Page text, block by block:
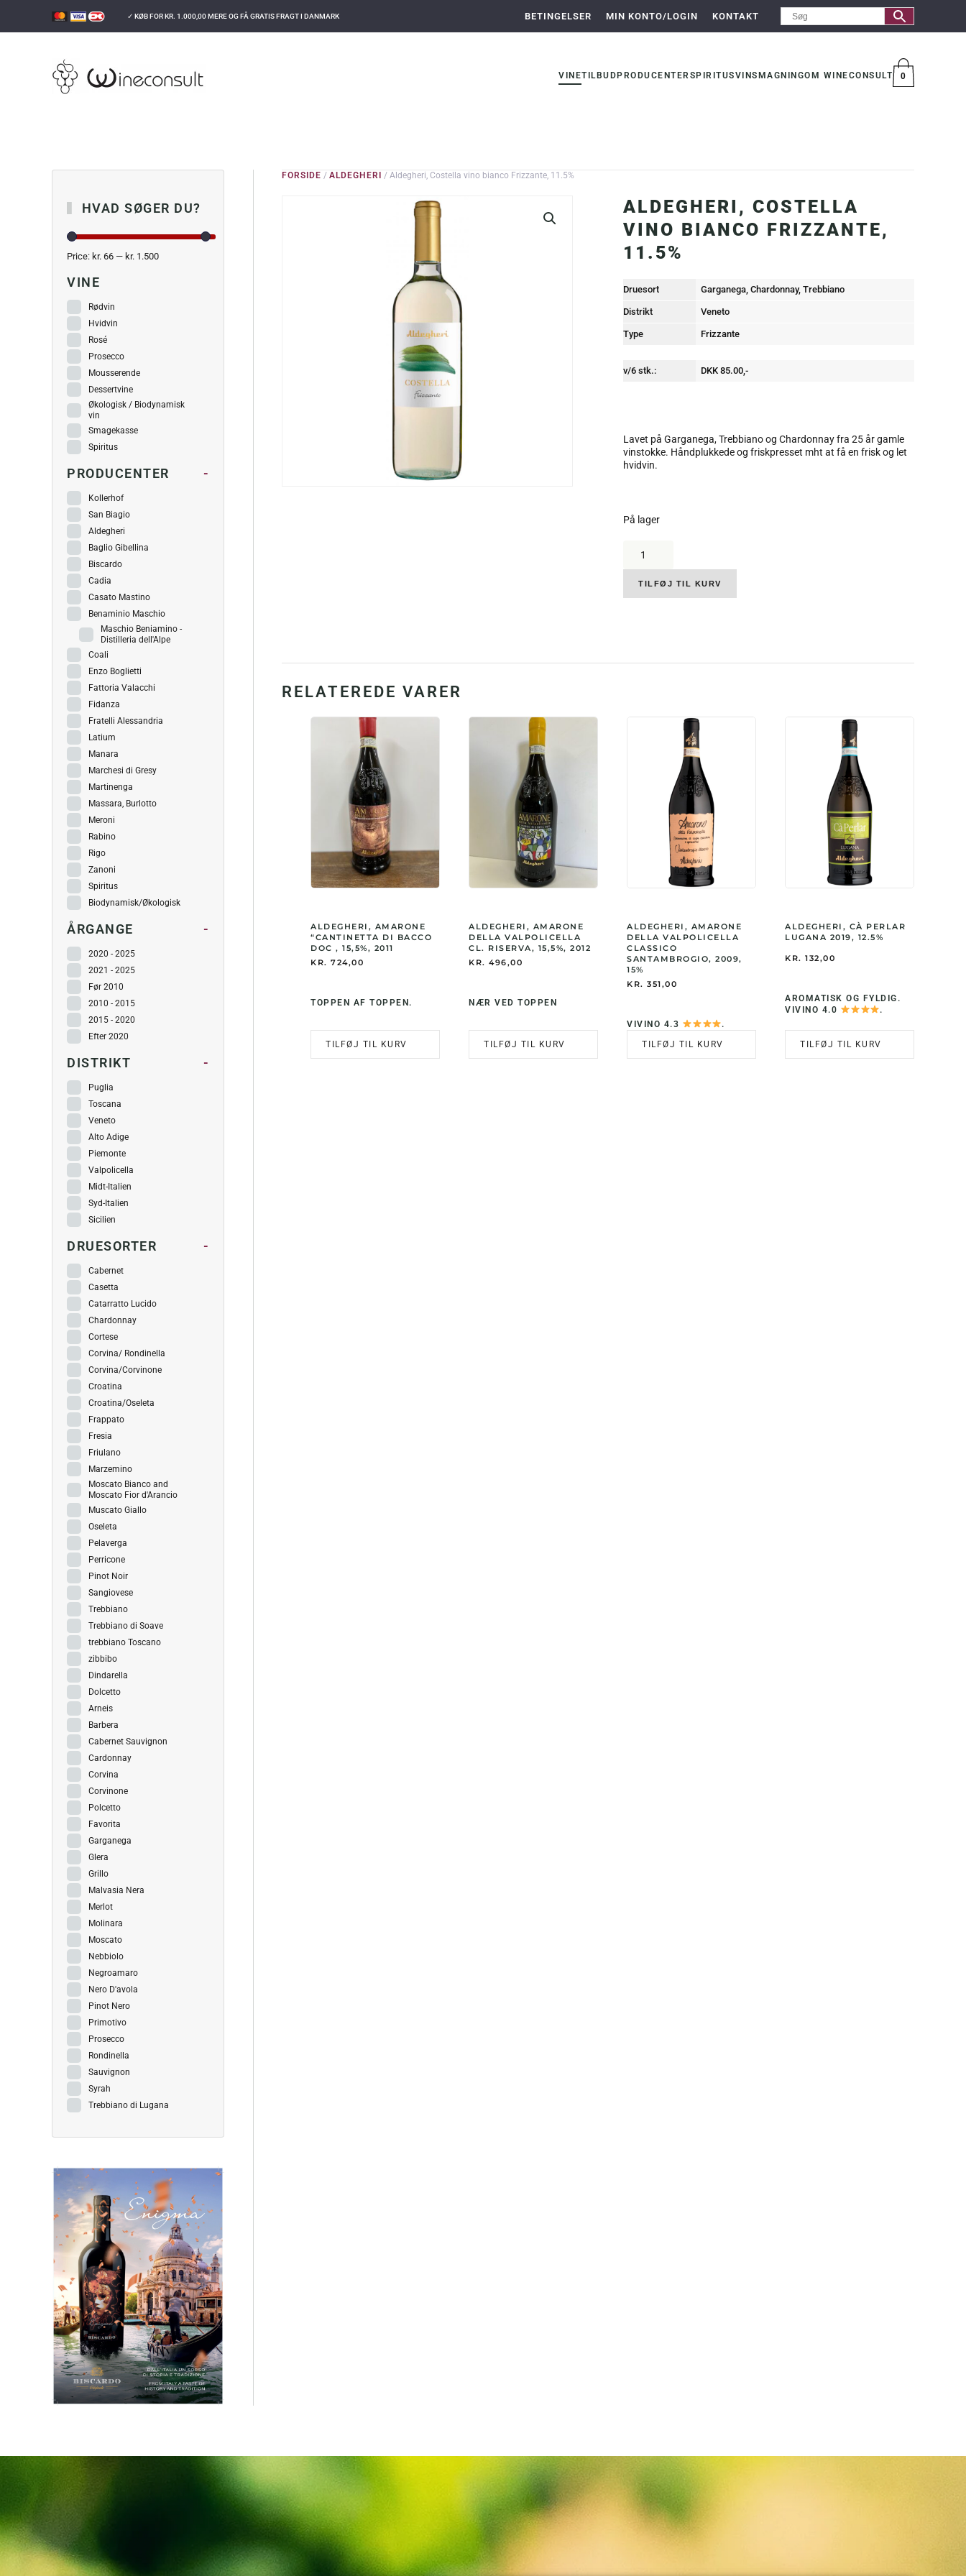
✓ KØB FORKR. 1.000,00MERE OG FÅ GRATIS FRAGT I DANMARK BETINGELSER MIN KONTO/LOGIN KONTAKT
VINETILBUD PRODUCENTERSPIRITUSVINSMAGNINGOM WINECONSULT 0
FORSIDE / ALDEGHERI / Aldegheri, Costella vino bianco Frizzante, 11.5%
ALDEGHERI, COSTELLA
VINO BIANCO FRIZZANTE,
11.5%
Druesort Garganega, Chardonnay, Trebbiano
Distrikt Veneto
Type Frizzante
v/6 stk.: DKK 85.00,-
Lavet på Garganega, Trebbiano og Chardonnay fra 25 år gamle
vinstokke. Håndplukkede og friskpresset mht at få en frisk og let
hvidvin.
På lager
Costella
vino
bianco
Frizzante,
TILFØJ TIL KURV
RELATEREDE VARER
ALDEGHERI, AMARONE
“CANTINETTA DI BACCO
DOC , 15,5%, 2011
KR. 724,00
TOPPEN AF TOPPEN.
TILFØJ TIL KURV
ALDEGHERI, AMARONE
DELLA VALPOLICELLA
CL. RISERVA, 15,5%, 2012
KR. 496,00
NÆR VED TOPPEN
TILFØJ TIL KURV
ALDEGHERI, AMARONE
DELLA VALPOLICELLA
CLASSICO
SANTAMBROGIO, 2009,
15%
KR. 351,00
VIVINO 4.3
.
TILFØJ TIL KURV
ALDEGHERI, CÀ PERLAR
LUGANA 2019, 12.5%
KR. 132,00
AROMATISK OG FYLDIG.
VIVINO 4.0
.
TILFØJ TIL KURV
HVAD SØGER DU?
Price: kr. 66 — kr. 1.500
VINE
Rødvin
Hvidvin
Rosé
Prosecco
Mousserende
Dessertvine
Økologisk / Biodynamisk
vin
Smagekasse
Spiritus
PRODUCENTER -
Kollerhof
San Biagio
Aldegheri
Baglio Gibellina
Biscardo
Cadia
Casato Mastino
Benaminio Maschio
Maschio Beniamino -
Distilleria dell'Alpe
Coali
Enzo Boglietti
Fattoria Valacchi
Fidanza
Fratelli Alessandria
Latium
Manara
Marchesi di Gresy
Martinenga
Massara, Burlotto
Meroni
Rabino
Rigo
Zanoni
Spiritus
Biodynamisk/Økologisk
ÅRGANGE -
2020 - 2025
2021 - 2025
Før 2010
2010 - 2015
2015 - 2020
Efter 2020
DISTRIKT -
Puglia
Toscana
Veneto
Alto Adige
Piemonte
Valpolicella
Midt-Italien
Syd-Italien
Sicilien
DRUESORTER -
Cabernet
Casetta
Catarratto Lucido
Chardonnay
Cortese
Corvina/ Rondinella
Corvina/Corvinone
Croatina
Croatina/Oseleta
Frappato
Fresia
Friulano
Marzemino
Moscato Bianco and
Moscato Fior d'Arancio
Muscato Giallo
Oseleta
Pelaverga
Perricone
Pinot Noir
Sangiovese
Trebbiano
Trebbiano di Soave
trebbiano Toscano
zibbibo
Dindarella
Dolcetto
Arneis
Barbera
Cabernet Sauvignon
Cardonnay
Corvina
Corvinone
Polcetto
Favorita
Garganega
Glera
Grillo
Malvasia Nera
Merlot
Molinara
Moscato
Nebbiolo
Negroamaro
Nero D'avola
Pinot Nero
Primotivo
Prosecco
Rondinella
Sauvignon
Syrah
Trebbiano di Lugana